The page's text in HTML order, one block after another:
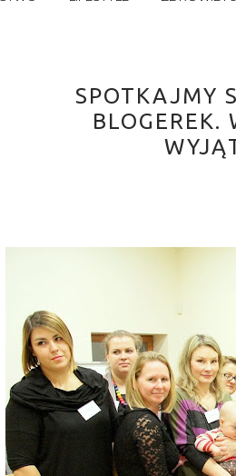
SPOTKAJMY
BLOGEREK.